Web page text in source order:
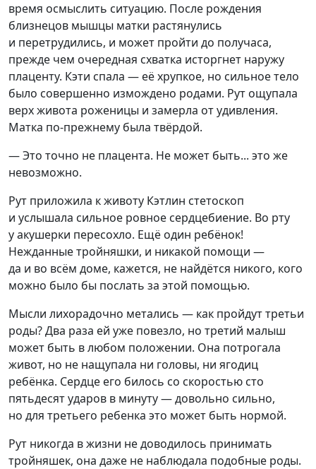
время осмыслить ситуацию. После рождения
близнецов мышцы матки растянулись
и перетрудились, и может пройти до получаса,
прежде чем очередная схватка исторгнет наружу
плаценту. Кэти спала — её хрупкое, но сильное тело
было совершенно измождено родами. Рут ощупала
верх живота роженицы и замерла от удивления.
Матка по-прежнему была твёрдой.
— Это точно не плацента. Не может быть... это же
невозможно.
Рут приложила к животу Кэтлин стетоскоп
и услышала сильное ровное сердцебиение. Во рту
у акушерки пересохло. Ещё один ребёнок!
Нежданные тройняшки, и никакой помощи —
да и во всём доме, кажется, не найдётся никого, кого
можно было бы послать за этой помощью.
Мысли лихорадочно метались — как пройдут третьи
роды? Два раза ей уже повезло, но третий малыш
может быть в любом положении. Она потрогала
живот, но не нащупала ни головы, ни ягодиц
ребёнка. Сердце его билось со скоростью сто
пятьдесят ударов в минуту — довольно сильно,
но для третьего ребенка это может быть нормой.
Рут никогда в жизни не доводилось принимать
тройняшек, она даже не наблюдала подобные роды.